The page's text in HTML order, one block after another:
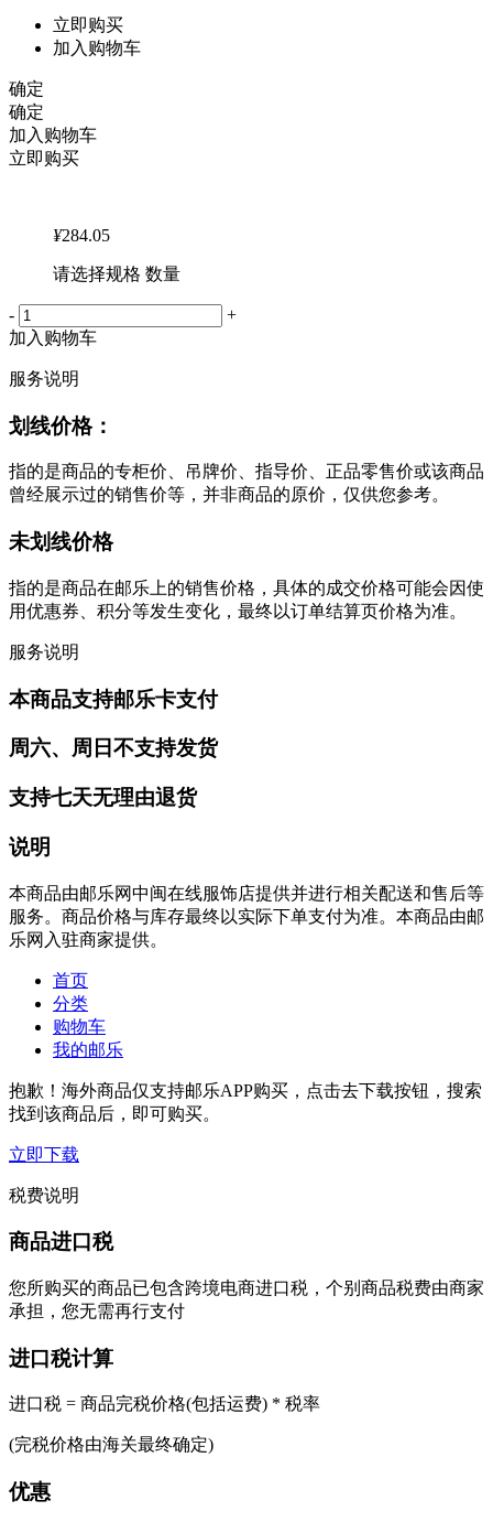
立即购买
加入购物车
确定
确定
加入购物车
立即购买
¥284.05
请选择规格 数量
-
+
加入购物车
服务说明
划线价格：
指的是商品的专柜价、吊牌价、指导价、正品零售价或该商品
曾经展示过的销售价等，并非商品的原价，仅供您参考。
未划线价格
指的是商品在邮乐上的销售价格，具体的成交价格可能会因使
用优惠券、积分等发生变化，最终以订单结算页价格为准。
服务说明
本商品支持邮乐卡支付
周六、周日不支持发货
支持七天无理由退货
说明
本商品由邮乐网中闽在线服饰店提供并进行相关配送和售后等
服务。商品价格与库存最终以实际下单支付为准。本商品由邮
乐网入驻商家提供。
首页
分类
购物车
我的邮乐
抱歉！海外商品仅支持邮乐APP购买，点击去下载按钮，搜索
找到该商品后，即可购买。
立即下载
税费说明
商品进口税
您所购买的商品已包含跨境电商进口税，个别商品税费由商家
承担，您无需再行支付
进口税计算
进口税 = 商品完税价格(包括运费) * 税率
(完税价格由海关最终确定)
优惠